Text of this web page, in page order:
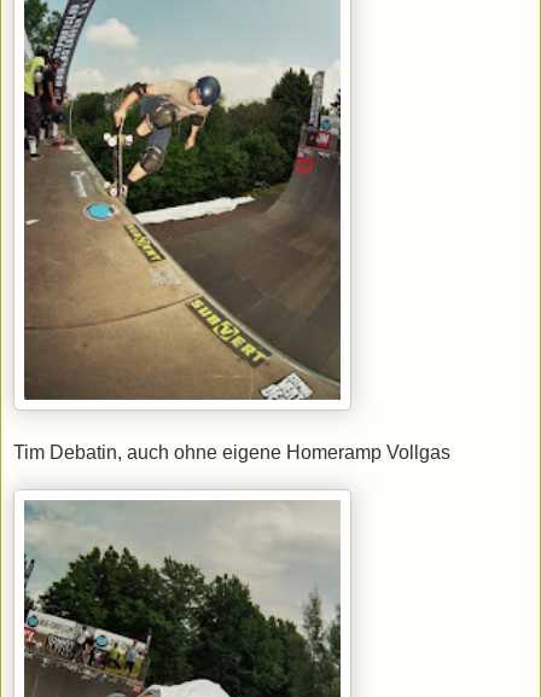
Tim Debatin, auch ohne eigene Homeramp Vollgas